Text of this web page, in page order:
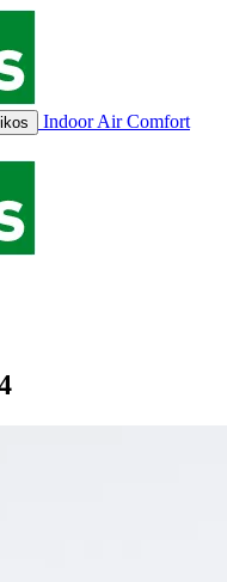
Indoor Air Comfort